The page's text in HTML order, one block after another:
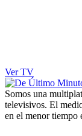
Ver TV
Somos una
televisivos. El
en el menor tiempo